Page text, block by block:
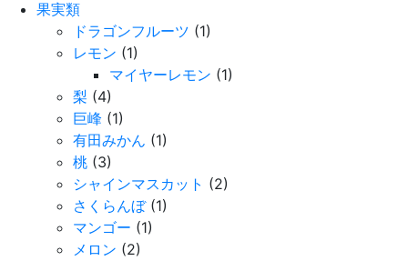
果実類
ドラゴンフルーツ (1)
レモン (1)
マイヤーレモン (1)
梨 (4)
巨峰 (1)
有田みかん (1)
桃 (3)
シャインマスカット (2)
さくらんぼ(1)
マンゴー (1)
メロン (2)